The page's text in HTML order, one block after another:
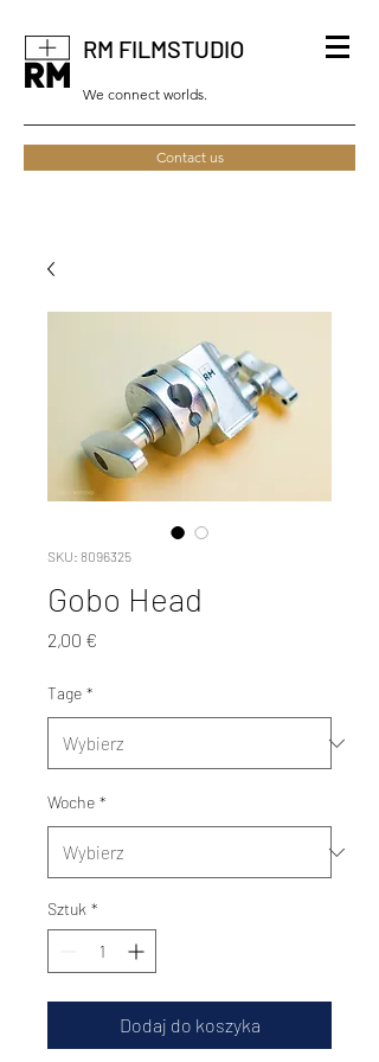
RM FILMSTUDIO
We connect worlds.
Contact us
SKU: 8096325
Gobo Head
2,00 €
Tage *
Woche *
Sztuk *
Dodaj do koszyka